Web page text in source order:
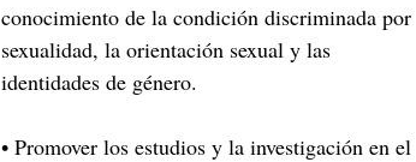
conocimiento de la condición discriminada por
sexualidad, la orientación sexual y las
identidades de género.
• Promover los estudios y la investigación en el